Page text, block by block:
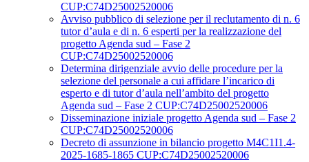
CUP:C74D25002520006
Avviso pubblico di selezione per il reclutamento di n. 6
tutor d’aula e di n. 6 esperti per la realizzazione del
progetto Agenda sud – Fase 2
CUP:C74D25002520006
Determina dirigenziale avvio delle procedure per la
selezione del personale a cui affidare l’incarico di
esperto e di tutor d’aula nell’ambito del progetto
Agenda sud – Fase 2 CUP:C74D25002520006
Disseminazione iniziale progetto Agenda sud – Fase 2
CUP:C74D25002520006
Decreto di assunzione in bilancio progetto M4C1I1.4-
2025-1685-1865 CUP:C74D25002520006